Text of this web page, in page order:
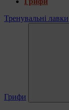
Тренувальні лавки
Грифи